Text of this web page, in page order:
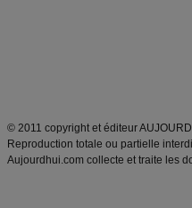
© 2011 copyright et éditeur
Reproduction totale ou partielle
Aujourdhui.com collecte et traite les